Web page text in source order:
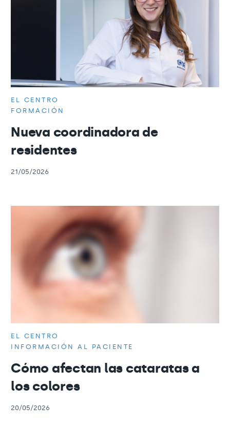
EL CENTRO
FORMACIÓN
Nueva coordinadora de
residentes
21/05/2026
EL CENTRO
INFORMACIÓN AL PACIENTE
Cómo afectan las cataratas a
los colores
20/05/2026